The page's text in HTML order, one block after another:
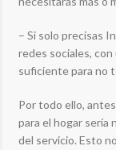
– Si solo precisas
redes sociales,
suficiente para no
Por todo ello,
para el hogar sería
del servicio. Esto